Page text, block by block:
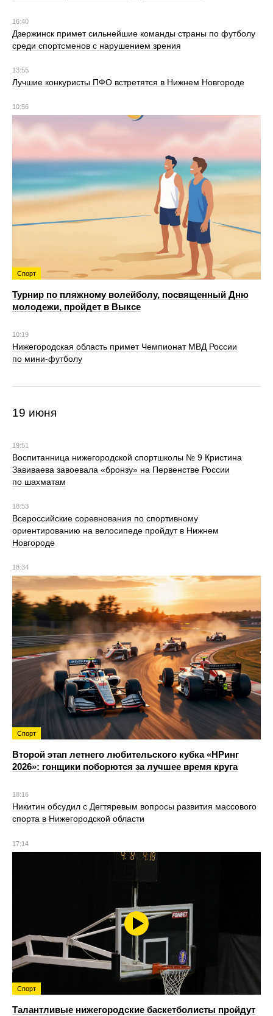
16:40
Дзержинск примет сильнейшие команды страны по футболу
среди спортсменов с нарушением зрения
13:55
Лучшие конкуристы ПФО встретятся в Нижнем Новгороде
10:56
Спорт
Турнир по пляжному волейболу, посвященный Дню
молодежи, пройдет в Выксе
10:19
Нижегородская область примет Чемпионат МВД России
по мини-футболу
19 июня
19:51
Воспитанница нижегородской спортшколы № 9 Кристина
Завиваева завоевала «бронзу» на Первенстве России
по шахматам
18:53
Всероссийские соревнования по спортивному
ориентированию на велосипеде пройдут в Нижнем
Новгороде
18:34
Спорт
Второй этап летнего любительского кубка «НРинг
2026»: гонщики поборются за лучшее время круга
18:16
Никитин обсудил с Дегтяревым вопросы развития массового
спорта в Нижегородской области
17:14
Спорт
Талантливые нижегородские баскетболисты пройдут